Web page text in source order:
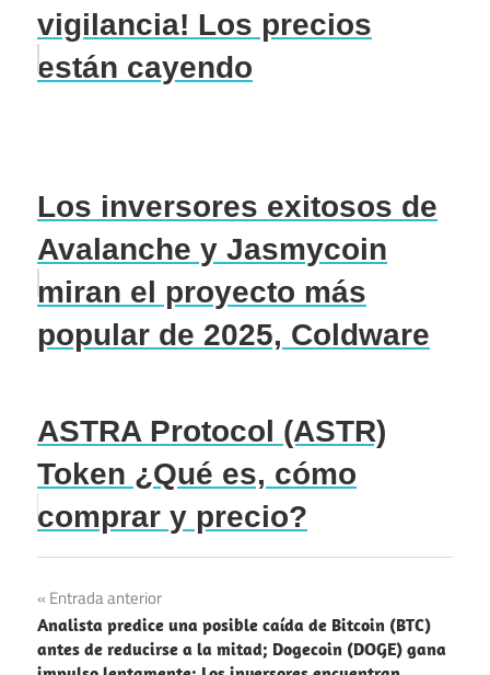
vigilancia! Los precios
están cayendo
Los inversores exitosos de
Avalanche y Jasmycoin
miran el proyecto más
popular de 2025, Coldware
ASTRA Protocol (ASTR)
Token ¿Qué es, cómo
comprar y precio?
Navegación
de
Entrada anterior
Analista predice una posible caída de Bitcoin (BTC)
antes de reducirse a la mitad; Dogecoin (DOGE) gana